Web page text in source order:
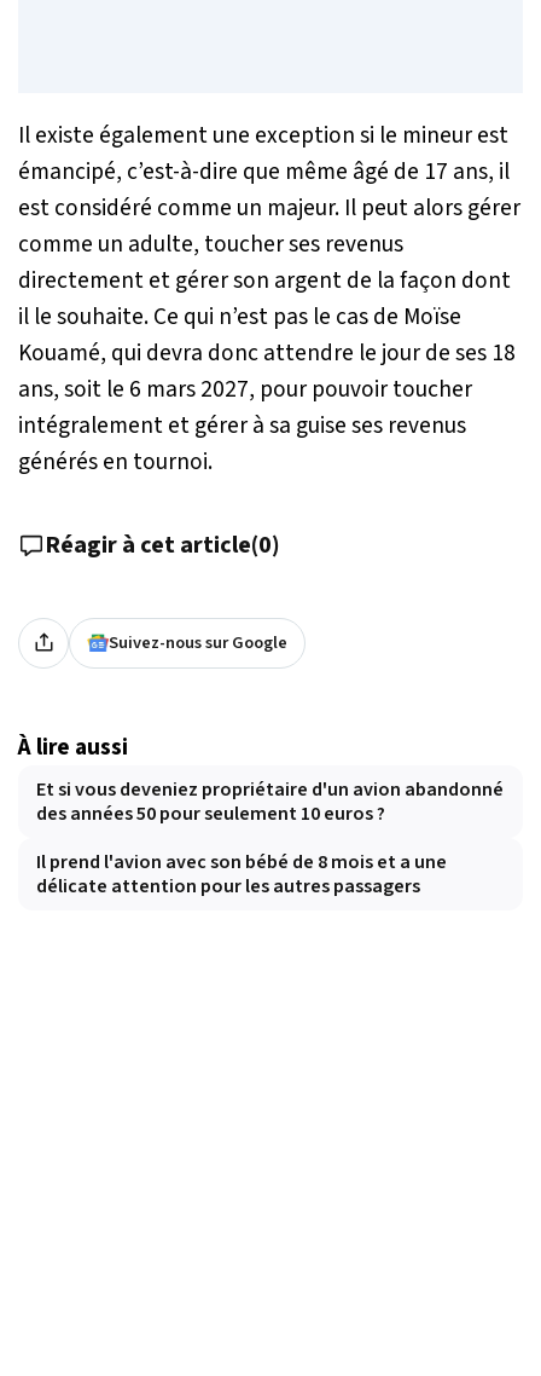
Il existe également une exception si le mineur est
émancipé, c’est-à-dire que même âgé de 17 ans, il
est considéré comme un majeur. Il peut alors gérer
comme un adulte, toucher ses revenus
directement et gérer son argent de la façon dont
il le souhaite. Ce qui n’est pas le cas de Moïse
Kouamé, qui devra donc attendre le jour de ses 18
ans, soit le 6 mars 2027, pour pouvoir toucher
intégralement et gérer à sa guise ses revenus
générés en tournoi.
Réagir à cet article(0)
Suivez-nous sur Google
À lire aussi
Et si vous deveniez propriétaire d'un avion abandonné
des années 50 pour seulement 10 euros ?
Il prend l'avion avec son bébé de 8 mois et a une
délicate attention pour les autres passagers